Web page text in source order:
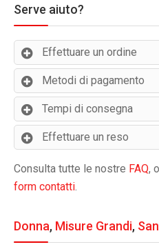
Serve aiuto?
Effettuare un ordine
Metodi di pagamento
Tempi di consegna
Effettuare un reso
Consulta tutte le nostre FAQ,
form contatti.
Donna, Misure Grandi,